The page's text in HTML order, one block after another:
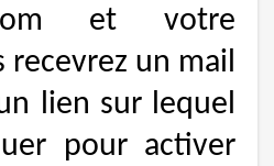
et votre
recevrez un mail
lien sur lequel
pour activer